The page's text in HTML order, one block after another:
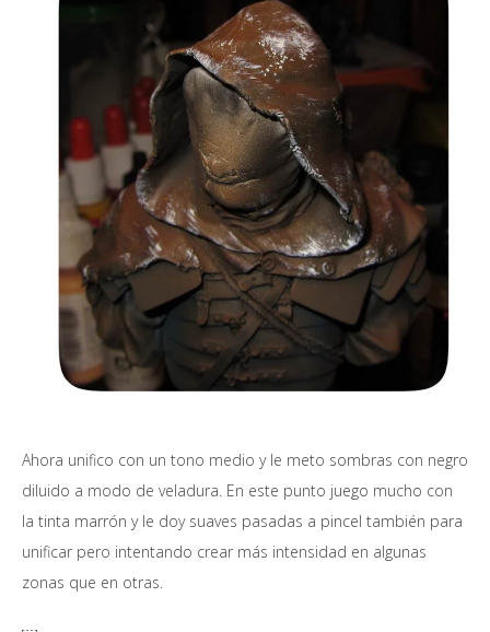
Ahora unifico con un tono medio y le meto sombras con negro
diluido a modo de veladura. En este punto juego mucho con
la tinta marrón y le doy suaves pasadas a pincel también para
unificar pero intentando crear más intensidad en algunas
zonas que en otras.